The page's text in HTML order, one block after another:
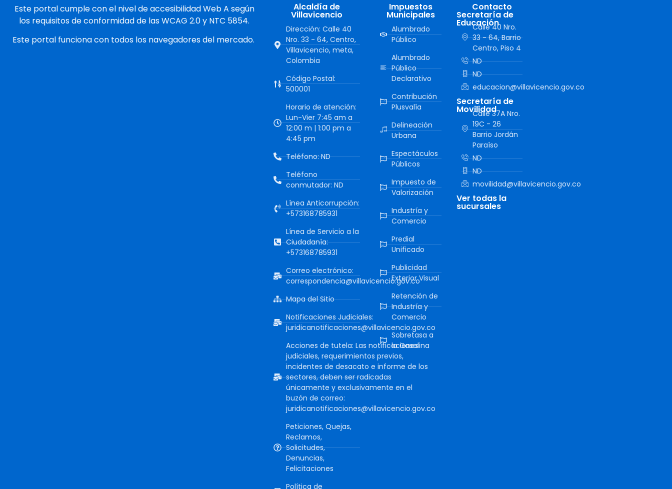
Este portal cumple con el nivel de accesibilidad Web A según
los requisitos de conformidad de las WCAG 2.0 y NTC 5854.
Este portal funciona con todos los navegadores del mercado.
Alcaldía de
Villavicencio
Dirección: Calle 40
Nro. 33 - 64, Centro,
Villavicencio, meta,
Colombia
Código Postal:
500001
Horario de atención:
Lun-Vier 7:45 am a
12:00 m | 1:00 pm a
4:45 pm
Teléfono: ND
Teléfono
conmutador: ND
Línea Anticorrupción:
+573168785931
Línea de Servicio a la
Ciudadanía:
+573168785931
Correo electrónico:
correspondencia@villavicencio.gov.co
Mapa del Sitio
Notificaciones Judiciales:
juridicanotificaciones@villavicencio.gov.co
Acciones de tutela: Las notificaciones
judiciales, requerimientos previos,
incidentes de desacato e informe de los
sectores, deben ser radicadas
únicamente y exclusivamente en el
buzón de correo:
juridicanotificaciones@villavicencio.gov.co
Peticiones, Quejas,
Reclamos,
Solicitudes,
Denuncias,
Felicitaciones
Política de
Impuestos
Municipales
Alumbrado
Público
Alumbrado
Público
Declarativo
Contribución
Plusvalía
Delineación
Urbana
Espectáculos
Públicos
Impuesto de
Valorización
Industría y
Comercio
Predial
Unificado
Publicidad
Exterior Visual
Retención de
Industría y
Comercio
Sobretasa a
la Gasolina
Contacto
Secretaría de
Educación
Calle 40 Nro.
33 - 64, Barrio
Centro, Piso 4
ND
ND
educacion@villavicencio.gov.co
Secretaría de
Movilidad
Calle 37A Nro.
19C - 26
Barrio Jordán
Paraíso
ND
ND
movilidad@villavicencio.gov.co
Ver todas la
sucursales